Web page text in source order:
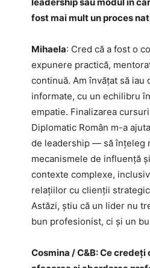
fost mai mult un proces
Mihaela: Cred că a fost o
expunere practică,
continuă. Am învățat să iau
informate, cu un echilibru
empatie. Finalizarea
Diplomatic Român m-a
de leadership — să înțeleg
mecanismele de influență
contexte complexe,
relațiilor cu clienții
Astăzi, știu că un lider nu
bun profesionist, ci și un
Cosmina / C&B: Ce